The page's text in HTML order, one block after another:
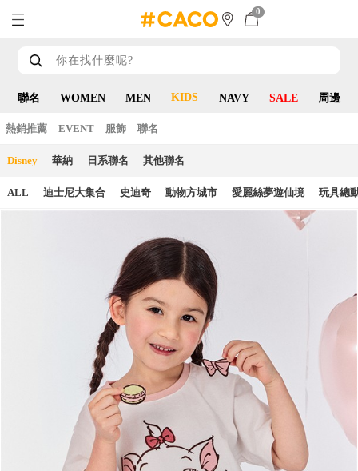
0
聯名 WOMEN MEN KIDS NAVY SALE 周邊
熱銷推薦 EVENT 服飾 聯名
Disney 華納 日系聯名 其他聯名
ALL 迪士尼大集合 史迪奇 動物方城市 愛麗絲夢遊仙境 玩具總